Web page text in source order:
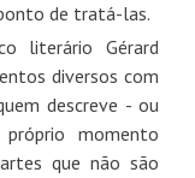
de tratá-las.
literário Gérard
diversos com
descreve - ou
momento
que não são